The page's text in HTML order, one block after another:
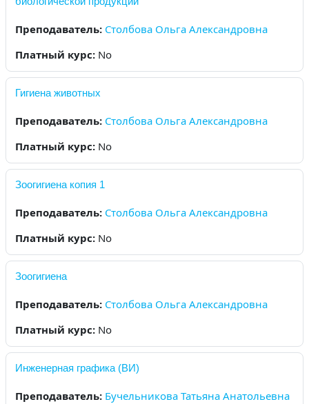
Преподаватель: Столбова Ольга Александровна
Платный курс: No
Гигиена животных
Преподаватель: Столбова Ольга Александровна
Платный курс: No
Зоогигиена копия 1
Преподаватель: Столбова Ольга Александровна
Платный курс: No
Зоогигиена
Преподаватель: Столбова Ольга Александровна
Платный курс: No
Инженерная графика (ВИ)
Преподаватель: Бучельникова Татьяна Анатольевна